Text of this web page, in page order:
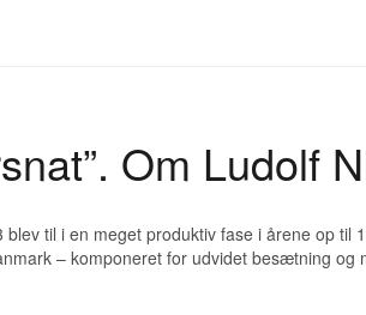
Om Ludolf
til i en meget produktiv fase i årene op
– komponeret for udvidet besætning